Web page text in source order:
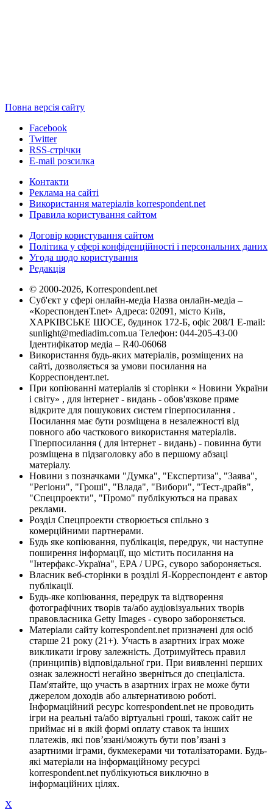
Повна версія сайту
Facebook
Twitter
RSS-стрічки
E-mail розсилка
Контакти
Реклама на сайті
Використання матеріалів korrespondent.net
Правила користування сайтом
Договір користування сайтом
Політика у сфері конфіденційності і персональних даних
Угода щодо користування
Редакція
© 2000-2026, Korrespondent.net
Суб'єкт у сфері онлайн-медіа Назва онлайн-медіа –
«КореспонденТ.net» Адреса: 02091, місто Київ,
ХАРКІВСЬКЕ ШОСЕ, будинок 172-Б, офіс 208/1 E-mail:
sunlight@mediadim.com.ua Телефон: 044-205-43-00
Ідентифікатор медіа – R40-06068
Використання будь-яких матеріалів, розміщених на
сайті, дозволяється за умови посилання на
Корреспондент.net.
При копіюванні матеріалів зі сторінки « Новини України
і світу» , для інтернет - видань - обов'язкове пряме
відкрите для пошукових систем гіперпосилання .
Посилання має бути розміщена в незалежності від
повного або часткового використання матеріалів.
Гіперпосилання ( для інтернет - видань) - повинна бути
розміщена в підзаголовку або в першому абзаці
матеріалу.
Новини з позначками "Думка", "Експертиза", "Заява",
"Регіони", "Гроші", "Влада", "Вибори", "Тест-драйв",
"Спецпроекти", "Промо" публікуються на правах
реклами.
Розділ Спецпроекти створюється спільно з
комерційними партнерами.
Будь яке копіювання, публікація, передрук, чи наступне
поширення інформації, що містить посилання на
"Інтерфакс-Україна", EPA / UPG, суворо забороняється.
Власник веб-сторінки в розділі Я-Корреспондент є автор
публікації.
Будь-яке копіювання, передрук та відтворення
фотографічних творів та/або аудіовізуальних творів
правовласника Getty Images - суворо забороняється.
Матеріали сайту korrespondent.net призначені для осіб
старше 21 року (21+). Участь в азартних іграх може
викликати ігрову залежність. Дотримуйтесь правил
(принципів) відповідальної гри. При виявленні перших
ознак залежності негайно зверніться до спеціаліста.
Пам'ятайте, що участь в азартних іграх не може бути
джерелом доходів або альтернативою роботі.
Інформаційний ресурс korrespondent.net не проводить
ігри на реальні та/або віртуальні гроші, також сайт не
приймає ні в якій формі оплату ставок та інших
платежів, які пов’язані/можуть бути пов’язані з
азартними іграми, букмекерами чи тоталізаторами. Будь-
які матеріали на інформаційному ресурсі
korrespondent.net публікуються виключно в
інформаційних цілях.
X